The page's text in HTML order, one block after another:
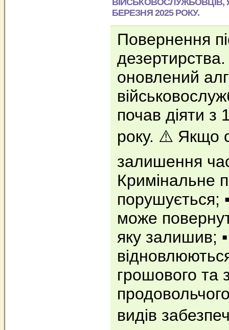
БЕРЕЗНЯ 2025 РОКУ.
Повернення
оновлений
почав діяти з
року. ⚠️ Якщо
залишення
Кримінальне
порушується;
може
яку залишив;
грошового та
видів